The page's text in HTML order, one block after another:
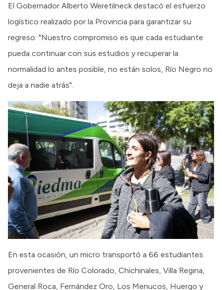
El Gobernador Alberto Weretilneck destacó el esfuerzo
logístico realizado por la Provincia para garantizar su
regreso: "Nuestro compromiso es que cada estudiante
pueda continuar con sus estudios y recuperar la
normalidad lo antes posible, no están solos, Río Negro no
deja a nadie atrás".
En esta ocasión, un micro transportó a 66 estudiantes
provenientes de Río Colorado, Chichinales, Villa Regina,
General Roca, Fernández Oro, Los Menucos, Huergo y